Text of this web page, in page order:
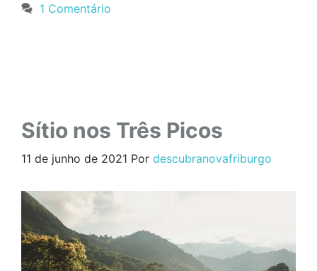
1 Comentário
Sítio nos Três Picos
11 de junho de 2021 Por descubranovafriburgo